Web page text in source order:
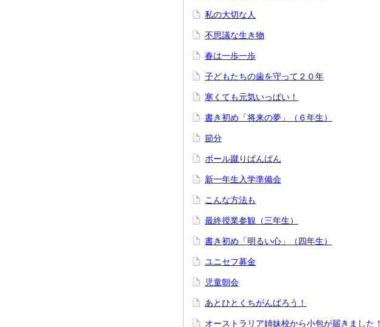
私の大切な人
不思議な生き物
春は一歩一歩
子どもたちの歯を守って２０年
寒くても元気いっぱい！
書き初め「将来の夢」（６年生）
節分
ボール蹴りばんばん
新一年生入学準備会
こんな方法も
最終授業参観（三年生）
書き初め「明るい心」（四年生）
ユニセフ募金
児童朝会
あとひとくちがんばろう！
オーストラリア姉妹校から小包が届きました！